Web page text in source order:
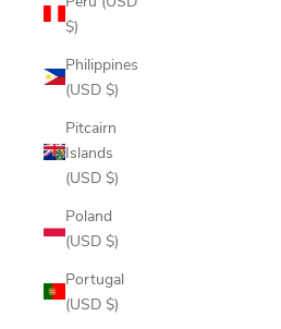
$)
Philippines
(USD $)
Pitcairn
Islands
(USD $)
Poland
(USD $)
Portugal
(USD $)